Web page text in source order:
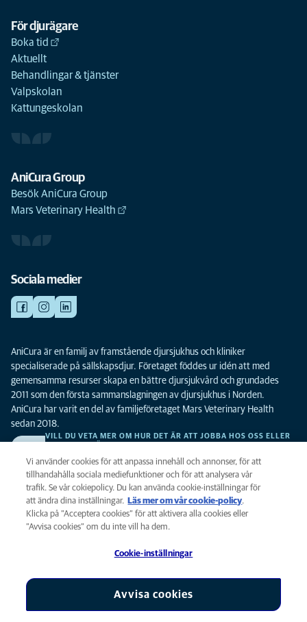
För djurägare
Boka tid
Aktuellt
Behandlingar & tjänster
Valpskolan
Kattungeskolan
AniCura Group
Besök AniCura Group
Mars Veterinary Health
Sociala medier
AniCura är en familj av framstående djursjukhus och kliniker
specialiserade på sällskapsdjur. Företaget föddes ur idén att med
gemensamma resurser skapa en bättre djursjukvård och grundades
2011 som den första sammanslagningen av djursjukhus i Norden.
AniCura har varit en del av familjeföretaget Mars Veterinary Health
sedan 2018.
VILL DU VETA MER OM HUR DET ÄR ATT JOBBA HOS OSS ELLER
Integritet
Legalt
AniCura är ett dotterbolag till Mars, Inc © 2026
Vi använder cookies för att anpassa innehåll och annonser, för att
tillhandahålla sociala mediefunktioner och för att analysera vår
trafik. Se vår cokiepolicy. Du kan använda cookie-inställningar för
att ändra dina inställningar.
Läs mer om vår cookie-policy(opens in a
new tab)
.
Klicka på ”Acceptera cookies” för att aktivera alla cookies eller
”Avvisa cookies” om du inte vill ha dem.
Cookie-inställningar
Avvisa cookies